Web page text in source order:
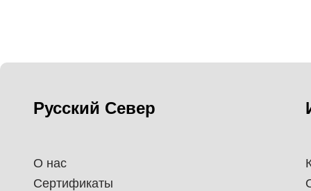
Русский Север
О нас
Сертификаты